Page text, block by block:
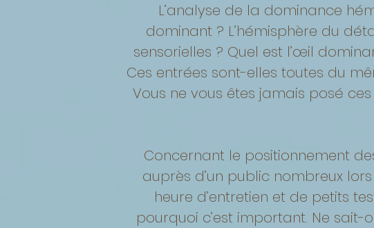
L’analyse de la dominance
dominant ? L’hémisphère du
sensorielles ? Quel est l’œil
Ces entrées sont-elles toutes du
Vous ne vous êtes jamais posé
Concernant le positionnement
auprès d’un public nombreux
heure d’entretien et de petits
pourquoi c’est important. Ne sait-